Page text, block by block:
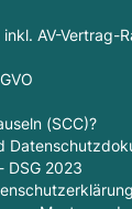
AV-Vertrag-
(SCC)?
DSG 2023